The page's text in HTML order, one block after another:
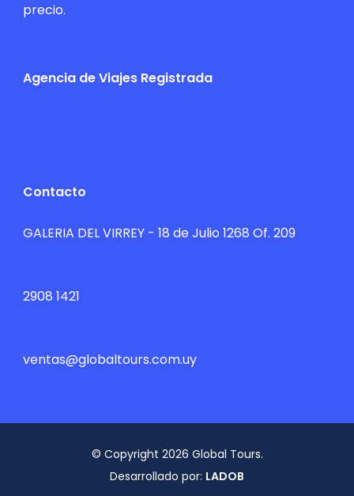
precio.
Agencia de Viajes Registrada
Contacto
GALERIA DEL VIRREY - 18 de Julio 1268 Of. 209
2908 1421
ventas@globaltours.com.uy
© Copyright 2026 Global Tours.
Desarrollado por: LADOB